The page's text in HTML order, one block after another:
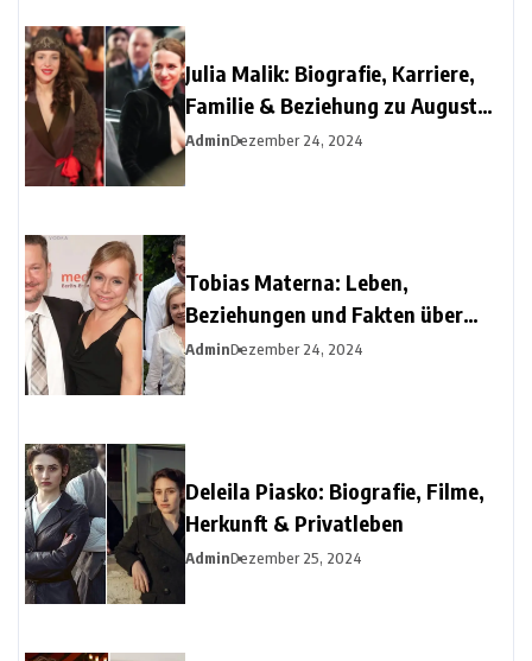
Julia Malik: Biografie, Karriere,
Familie & Beziehung zu August
Diehl
AdminDezember 24, 2024
Tobias Materna: Leben,
Beziehungen und Fakten über
Christine Urspruchs Ex-Ehemann
AdminDezember 24, 2024
Deleila Piasko: Biografie, Filme,
Herkunft & Privatleben
AdminDezember 25, 2024